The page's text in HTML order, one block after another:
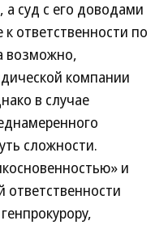
суд с его доводами
ответственности по
возможно,
компании
в случае
сложности.
и
ответственности